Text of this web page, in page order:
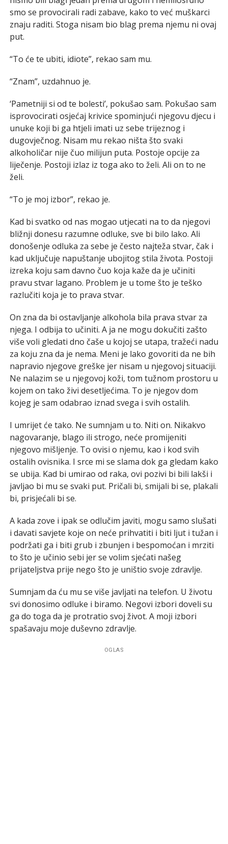
smo se provocirali radi zabave, kako to već muškarci
znaju raditi. Stoga nisam bio blag prema njemu ni ovaj
put.
“To će te ubiti, idiote”, rekao sam mu.
“Znam”, uzdahnuo je.
‘Pametniji si od te bolesti’, pokušao sam. Pokušao sam
isprovocirati osjećaj krivice spominjući njegovu djecu i
unuke koji bi ga htjeli imati uz sebe trijeznog i
dugovječnog. Nisam mu rekao ništa što svaki
alkoholičar nije čuo milijun puta. Postoje opcije za
liječenje. Postoji izlaz iz toga ako to želi. Ali on to ne
želi.
“To je moj izbor”, rekao je.
Kad bi svatko od nas mogao utjecati na to da njegovi
bližnji donesu razumne odluke, sve bi bilo lako. Ali
donošenje odluka za sebe je često najteža stvar, čak i
kad uključuje napuštanje ubojitog stila života. Postoji
izreka koju sam davno čuo koja kaže da je učiniti
pravu stvar lagano. Problem je u tome što je teško
razlučiti koja je to prava stvar.
On zna da bi ostavljanje alkohola bila prava stvar za
njega. I odbija to učiniti. A ja ne mogu dokučiti zašto
više voli gledati dno čaše u kojoj se utapa, tražeći nadu
za koju zna da je nema. Meni je lako govoriti da ne bih
napravio njegove greške jer nisam u njegovoj situaciji.
Ne nalazim se u njegovoj koži, tom tužnom prostoru u
kojem on tako živi desetljećima. To je njegov dom
kojeg je sam odabrao iznad svega i svih ostalih.
I umrijet će tako. Ne sumnjam u to. Niti on. Nikakvo
nagovaranje, blago ili strogo, neće promijeniti
njegovo mišljenje. To ovisi o njemu, kao i kod svih
ostalih ovisnika. I srce mi se slama dok ga gledam kako
se ubija. Kad bi umirao od raka, ovi pozivi bi bili lakši i
javljao bi mu se svaki put. Pričali bi, smijali bi se, plakali
bi, prisjećali bi se.
A kada zove i ipak se odlučim javiti, mogu samo slušati
i davati savjete koje on neće prihvatiti i biti ljut i tužan i
podržati ga i biti grub i zbunjen i bespomoćan i mrziti
to što je učinio sebi jer se volim sjećati našeg
prijateljstva prije nego što je uništio svoje zdravlje.
Sumnjam da ću mu se više javljati na telefon. U životu
svi donosimo odluke i biramo. Negovi izbori doveli su
ga do toga da je protratio svoj život. A moji izbori
spašavaju moje duševno zdravlje.
OGLAS